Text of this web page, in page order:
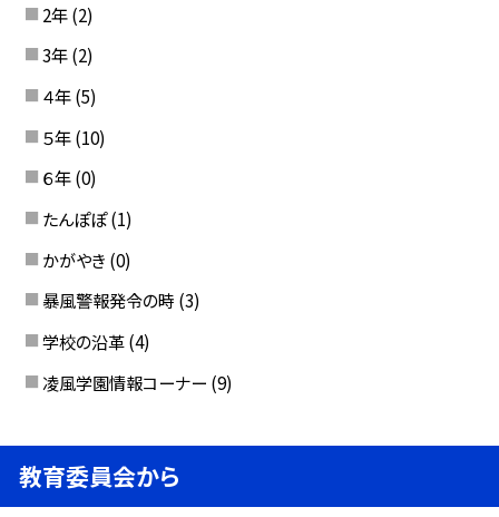
2年 (2)
3年 (2)
４年 (5)
５年 (10)
６年 (0)
たんぽぽ (1)
かがやき (0)
暴風警報発令の時 (3)
学校の沿革 (4)
凌風学園情報コーナー (9)
教育委員会から